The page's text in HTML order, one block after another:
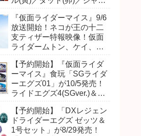
尾達臣のキャストが発表！
トリガーのアキト金子隼也
さんも変身！
『仮面ライダーマイス』9/6
放送開始！ネコが王の十二
支ティザー特報映像！仮面
ライダームトン、ケイ、ヴ
開！ライダーは子丑寅卯辰
巳午未申酉戌亥猫猫の14
人⁉
【予約開始】『仮面ライダ
ーマイス』食玩「SGライダ
ーエグズ01」が10/5発売！
ライドエグズ4(SGver.)＆ジ
ズ、カイザ、ギャレン、デ
ィエンドシードエグズ！
【予約開始】「DXレジェン
ドライダーエグズ ゼッツ＆
1号セット」が8/29発売！